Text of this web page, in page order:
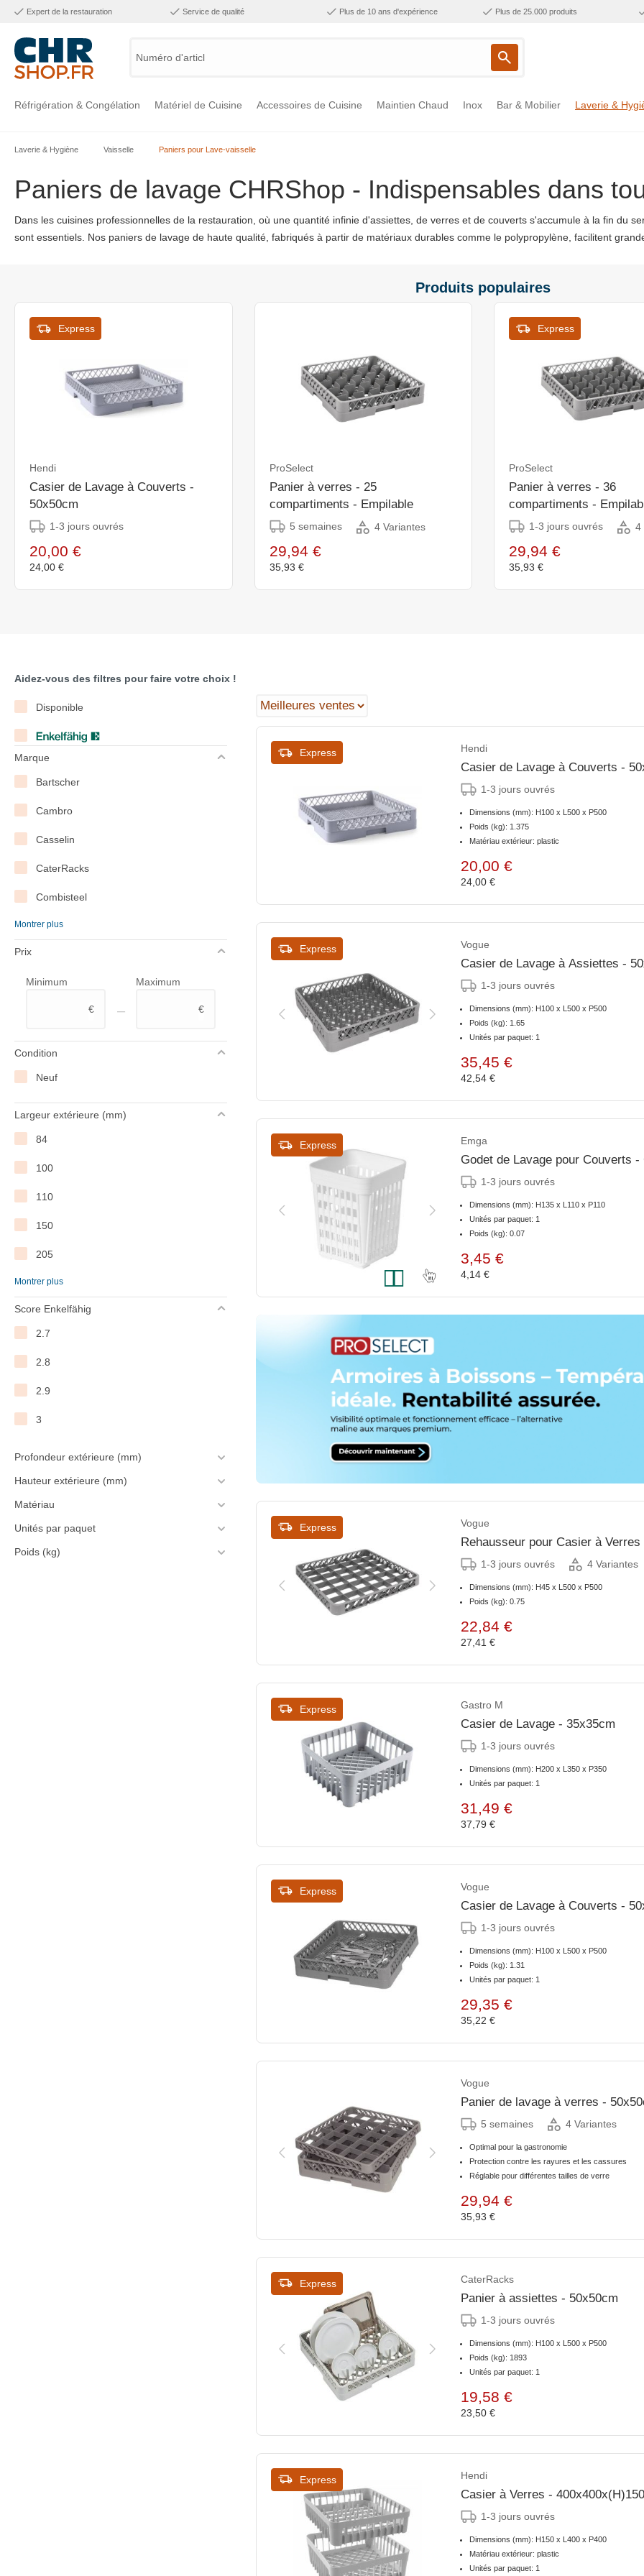
Expert de la restauration Service de qualité Plus de 10 ans d'expérience Plus de 25.000 produits
Numéro d'article, catég
Réfrigération & Congélation Matériel de Cuisine Accessoires de Cuisine Maintien Chaud Inox Bar & Mobilier Laverie &
Laverie & Hygiène Vaisselle Paniers pour Lave-vaisselle
Paniers de lavage CHRShop - Indispensables dans
Dans les cuisines professionnelles de la restauration, où une quantité infinie d'assiettes, de verres et de couverts s'accumule à la fin du
sont essentiels. Nos paniers de lavage de haute qualité, fabriqués à partir de matériaux durables comme le polypropylène, facilitent
Produits populaires
Express
Hendi
Casier de Lavage à Couverts -
50x50cm
1-3 jours ouvrés
20,00 €
24,00 €
ProSelect
Panier à verres - 25
compartiments - Empilable
5 semaines 4 Variantes
29,94 €
35,93 €
Express
ProSelect
Panier à verres - 36
compartiments -
1-3 jours ouvrés 4
29,94 €
35,93 €
Aidez-vous des filtres pour faire votre choix !
Disponible
Marque
Bartscher
Cambro
Casselin
CaterRacks
Combisteel
Diamond
Gastro M
Kristallon
Montrer plus
Prix
Minimum
€ –
Maximum
€
Condition
Neuf
Largeur extérieure (mm)
84
100
110
150
205
210
217
250
305
350
373
390
396
Montrer plus
Score Enkelfähig
2.7
2.8
2.9
3
Profondeur extérieure (mm)
Hauteur extérieure (mm)
Matériau
Unités par paquet
Poids (kg)
Express Hendi
Casier de Lavage à Couverts -
1-3 jours ouvrés
Dimensions (mm): H100 x L500 x P500
Poids (kg): 1.375
Matériau extérieur: plastic
20,00 €
24,00 €
Express Vogue
Casier de Lavage à Assiettes -
1-3 jours ouvrés
Dimensions (mm): H100 x L500 x P500
Poids (kg): 1.65
Unités par paquet: 1
35,45 €
42,54 €
Express Emga
Godet de Lavage pour Couverts
1-3 jours ouvrés
Dimensions (mm): H135 x L110 x P110
Unités par paquet: 1
Poids (kg): 0.07
3,45 €
4,14 €
Express Vogue
Rehausseur pour Casier à
1-3 jours ouvrés 4 Variantes
Dimensions (mm): H45 x L500 x P500
Poids (kg): 0.75
22,84 €
27,41 €
Express Gastro M
Casier de Lavage - 35x35cm
1-3 jours ouvrés
Dimensions (mm): H200 x L350 x P350
Unités par paquet: 1
31,49 €
37,79 €
Express Vogue
Casier de Lavage à Couverts -
1-3 jours ouvrés
Dimensions (mm): H100 x L500 x P500
Poids (kg): 1.31
Unités par paquet: 1
29,35 €
35,22 €
Vogue
Panier de lavage à verres -
5 semaines 4 Variantes
Optimal pour la gastronomie
Protection contre les rayures et les cassures
Réglable pour différentes tailles de verre
29,94 €
35,93 €
Express CaterRacks
Panier à assiettes - 50x50cm
1-3 jours ouvrés
Dimensions (mm): H100 x L500 x P500
Poids (kg): 1893
Unités par paquet: 1
19,58 €
23,50 €
Express Hendi
Casier à Verres -
1-3 jours ouvrés
Dimensions (mm): H150 x L400 x P400
Matériau extérieur: plastic
Unités par paquet: 1